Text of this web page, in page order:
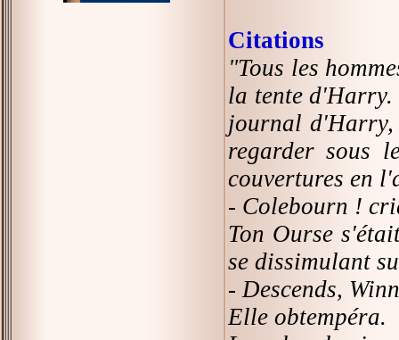
Citations
"Tous les
la tente
journal d'Harry,
regarder sous
couvertures en
- Colebourn !
Ton Ourse
se dissimulant
- Descends,
Elle obtempéra.